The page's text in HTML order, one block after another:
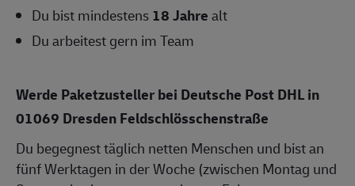
Du bist mindestens 18 Jahrealt
Du arbeitest gern im Team
Werde Paketzusteller bei Deutsche Post DHL in
01069 Dresden Feldschlösschenstraße
Du begegnest täglich netten Menschen und bist an
fünf Werktagen in der Woche (zwischen Montag und